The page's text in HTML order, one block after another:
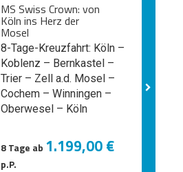
MS Swiss Crown: von
Köln ins Herz der
Mosel
8-Tage-Kreuzfahrt: Köln –
Koblenz – Bernkastel –
Trier – Zell a.d. Mosel –
Cochem – Winningen –
Oberwesel – Köln
8 Tage ab 1.199,00 €
p.P.